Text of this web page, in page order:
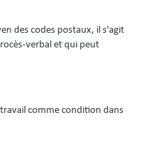
des codes postaux, il s'agit
verbal et qui peut
comme condition dans